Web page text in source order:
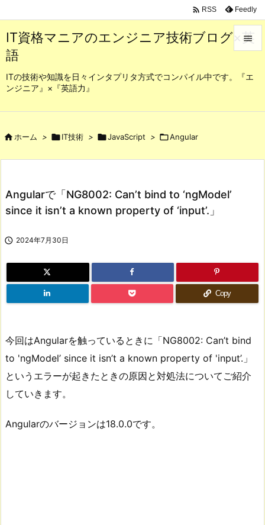
IT資格マニアのエンジニア技術ブログ×英
語
ITの技術や知識を日々インタプリタ方式でコンパイル中です。『エ
ンジニア』×『英語力』

メニュ
 RSS Feedly
ホーム > IT技術 > JavaScript > Angular
Angularで「NG8002: Can’t bind to ‘ngModel’
since it isn’t a known property of ‘input’.」
 2024年7月30日
Copy
今回はAngularを触っているときに「NG8002: Can’t bind
to 'ngModel’ since it isn’t a known property of 'input’.」
というエラーが起きたときの原因と対処法についてご紹介
していきます。
Angularのバージョンは18.0.0です。